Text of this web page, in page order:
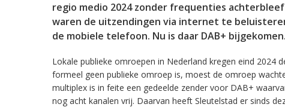
regio medio 2024 zonder frequenties
waren de uitzendingen via internet te
de mobiele telefoon. Nu is daar DAB+ bijgekomen.
Lokale publieke omroepen in Nederland kregen eind 2024
formeel geen publieke omroep is, moest de omroep
multiplex is in feite een gedeelde zender voor DAB+
nog acht kanalen vrij. Daarvan heeft Sleutelstad er sinds